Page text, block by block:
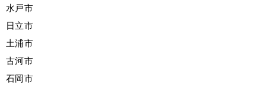
水戸市
日立市
土浦市
古河市
石岡市